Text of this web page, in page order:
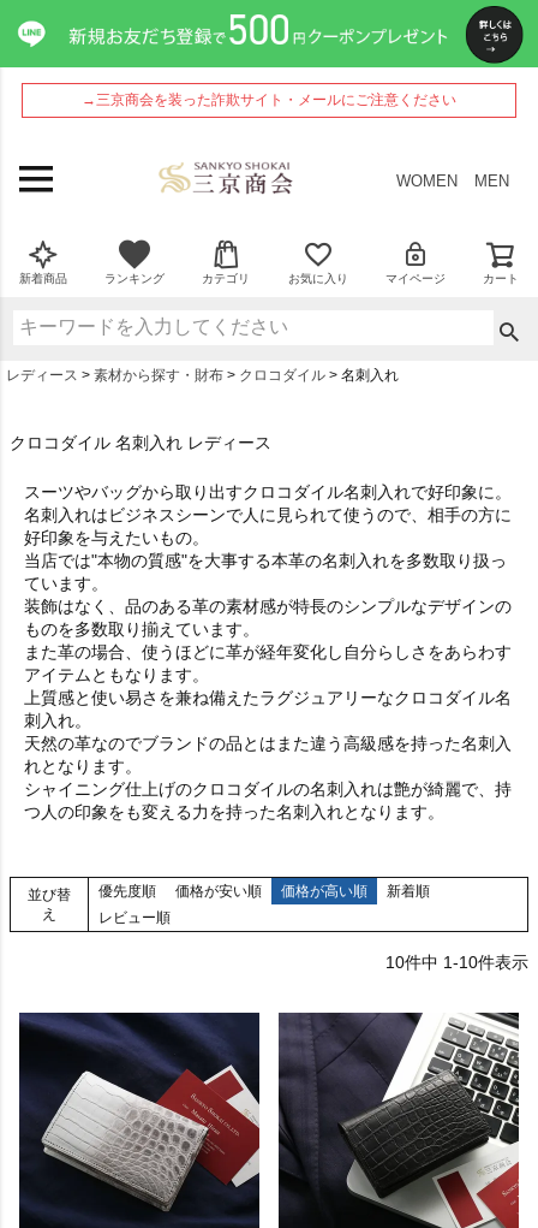
→三京商会を装った詐欺サイト・メールにご注意ください
WOMEN MEN
新着商品 ランキング カテゴリ お気に入り マイページ カート
レディース 素材から探す・財布 クロコダイル 名刺入れ
クロコダイル 名刺入れ レディース
スーツやバッグから取り出すクロコダイル名刺入れで好印象に。
名刺入れはビジネスシーンで人に見られて使うので、相手の方に
好印象を与えたいもの。
当店では"本物の質感"を大事する本革の名刺入れを多数取り扱っ
ています。
装飾はなく、品のある革の素材感が特長のシンプルなデザインの
ものを多数取り揃えています。
また革の場合、使うほどに革が経年変化し自分らしさをあらわす
アイテムともなります。
上質感と使い易さを兼ね備えたラグジュアリーなクロコダイル名
刺入れ。
天然の革なのでブランドの品とはまた違う高級感を持った名刺入
れとなります。
シャイニング仕上げのクロコダイルの名刺入れは艶が綺麗で、持
つ人の印象をも変える力を持った名刺入れとなります。
並び替
え
優先度順 価格が安い順 価格が高い順
新着順
レビュー順
10件中 1-10件表示